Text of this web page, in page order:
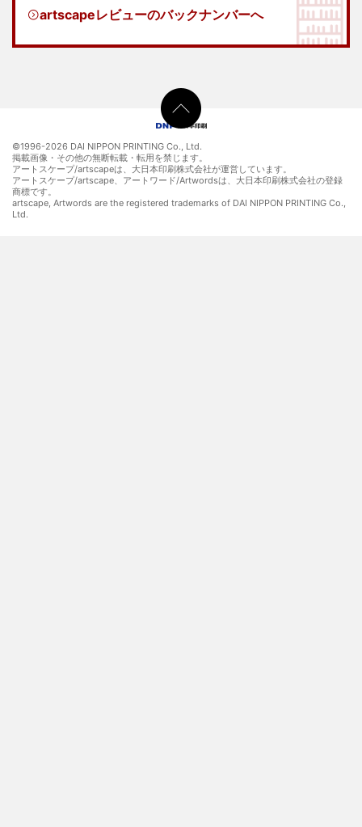
artscapeレビューのバックナンバーへ
©1996-2026 DAI NIPPON PRINTING Co., Ltd.
掲載画像・その他の無断転載・転用を禁じます。
アートスケープ/artscapeは、大日本印刷株式会社が運営しています。
アートスケープ/artscape、アートワード/Artwordsは、大日本印刷株式会社の登録
商標です。
artscape, Artwords are the registered trademarks of DAI NIPPON PRINTING Co.,
Ltd.